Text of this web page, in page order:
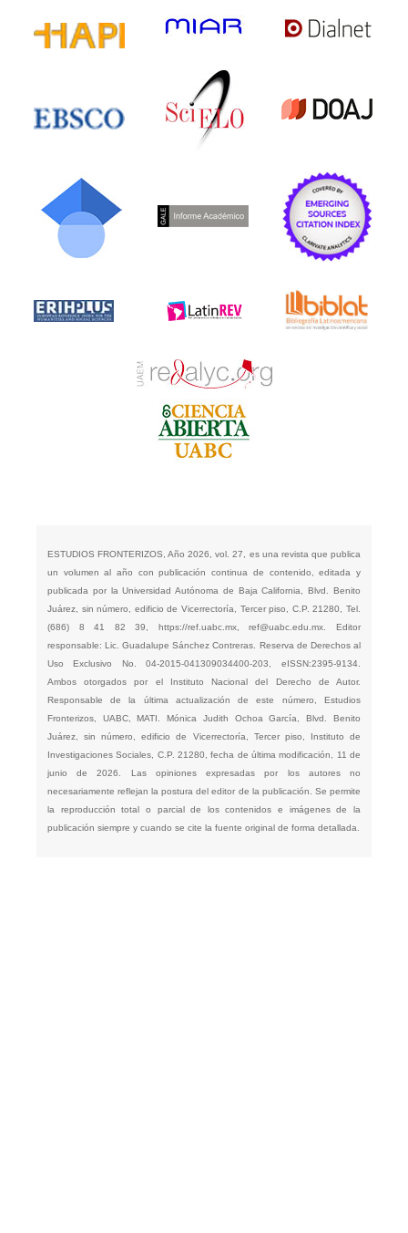
ESTUDIOS FRONTERIZOS, Año 2026, vol. 27, es una revista que publica
un volumen al año con publicación continua de contenido, editada y
publicada por la Universidad Autónoma de Baja California, Blvd. Benito
Juárez, sin número, edificio de Vicerrectoría, Tercer piso, C.P. 21280, Tel.
(686) 8 41 82 39, https://ref.uabc.mx,ref@uabc.edu.mx. Editor
responsable: Lic. Guadalupe Sánchez Contreras. Reserva de Derechos al
Uso Exclusivo No. 04-2015-041309034400-203, eISSN:2395-9134.
Ambos otorgados por el Instituto Nacional del Derecho de Autor.
Responsable de la última actualización de este número, Estudios
Fronterizos, UABC, MATI. Mónica Judith Ochoa García, Blvd. Benito
Juárez, sin número, edificio de Vicerrectoría, Tercer piso, Instituto de
Investigaciones Sociales, C.P. 21280, fecha de última modificación, 11 de
junio de 2026. Las opiniones expresadas por los autores no
necesariamente reflejan la postura del editor de la publicación. Se permite
la reproducción total o parcial de los contenidos e imágenes de la
publicación siempre y cuando se cite la fuente original de forma detallada.